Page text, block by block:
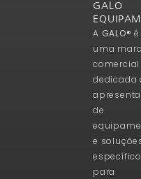
GALO
A GALO® é
uma
comercial
dedicada
de
e
para